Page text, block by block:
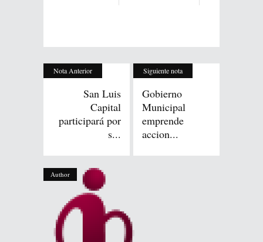
Nota Anterior
San Luis
Capital
participará por
s...
Siguiente nota
Gobierno
Municipal
emprende
accion...
Author